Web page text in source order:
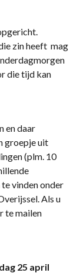
zin heeft mag
die tijd kan
en daar
groepje uit
(plm. 10
vinden onder
Als u
te mailen
25 april